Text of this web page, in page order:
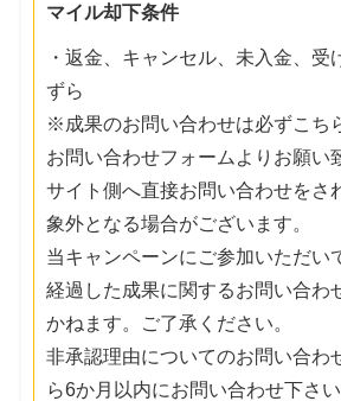
マイル却下条件
・返金、キャンセル、未入金、受
ずら
※成果のお問い合わせは必ずこち
お問い合わせフォームよりお願い
サイト側へ直接お問い合わせをさ
象外となる場合がございます。
当キャンペーンにご参加いただい
経過した成果に関するお問い合わ
かねます。ご了承ください。
非承認理由についてのお問い合わ
ら6か月以内にお問い合わせ下さい